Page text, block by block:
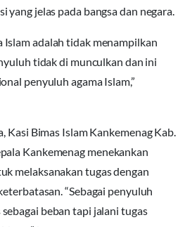
yang jelas pada bangsa dan negara.
Islam adalah tidak menampilkan
tidak di munculkan dan ini
penyuluh agama Islam,”
Kasi Bimas Islam Kankemenag Kab.
Kankemenag menekankan
melaksanakan tugas dengan
“Sebagai penyuluh
beban tapi jalani tugas